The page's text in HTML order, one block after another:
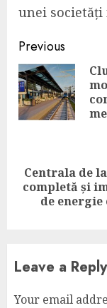
unei societăți
Continue
Reading
Previous
Next
post:
Centrala de
completă și
de
Leave a Reply
Your email